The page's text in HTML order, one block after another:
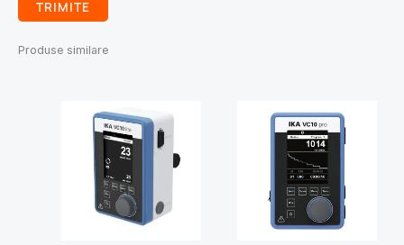
Produse similare